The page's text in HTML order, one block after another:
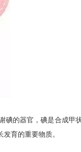
碘的器官，碘是合成甲
育的重要物质。